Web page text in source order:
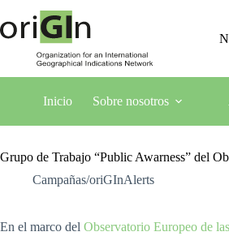
Inicio Sobre nosotros
Grupo de Trabajo “Public Awarness” del
Campañas/oriGInAlerts
En el marco del Observatorio Europeo de